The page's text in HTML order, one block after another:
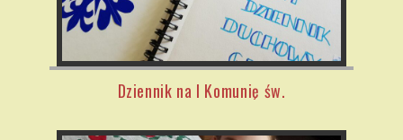
Dziennik na I Komunię św.